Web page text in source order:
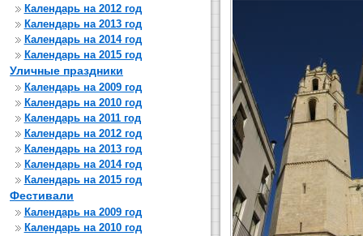
Календарь на 2012 год
Календарь на 2013 год
Календарь на 2014 год
Календарь на 2015 год
Уличные праздники
Календарь на 2009 год
Календарь на 2010 год
Календарь на 2011 год
Календарь на 2012 год
Календарь на 2013 год
Календарь на 2014 год
Календарь на 2015 год
Фестивали
Календарь на 2009 год
Календарь на 2010 год